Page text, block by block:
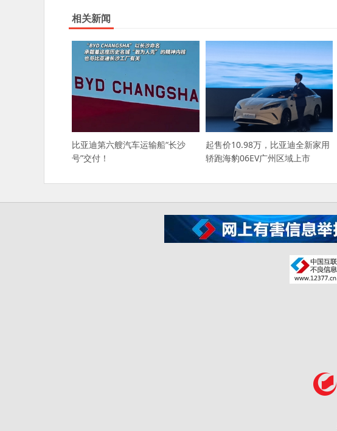
相关新闻
比亚迪第六艘汽车运输船“长沙
号”交付！
起售价10.98万，比亚迪全新家用
轿跑海豹06EV广州区域上市